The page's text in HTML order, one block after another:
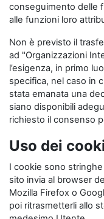
conseguimento delle
alle funzioni loro
Non è previsto il
ad "Organizzazioni
l’esigenza, in primo
specifica, nel caso in
stata emanata una
siano disponibili
richiesto il consenso
Uso dei
I cookie sono
sito invia al browser
Mozilla Firefox o
poi ritrasmetterli allo